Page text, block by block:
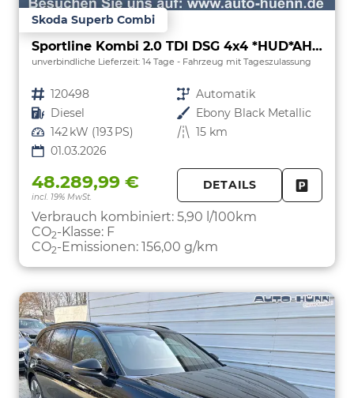
Skoda Superb Combi
Sportline Kombi 2.0 TDI DSG 4x4 *HUD*AHK*Navi*Matrix*AssistenzPlus*NAVI*E-Heck*Keyless
unverbindliche Lieferzeit: 14 Tage Fahrzeug mit Tageszulassung
Fahrzeugnr. 120498 Getriebe Automatik
Kraftstoff Diesel Außenfarbe Ebony Black Metallic
Leistung 142 kW (193 PS) Kilometerstand 15 km
01.03.2026
48.289,99 €
incl. 19% MwSt.
DETAILS
Verbrauch kombiniert: 5,90 l/100km
CO2-Klasse: F
CO2-Emissionen: 156,00 g/km